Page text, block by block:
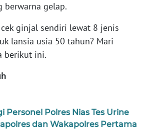
berwarna gelap.
cek ginjal sendiri lewat 8 jenis
lansia usia 50 tahun? Mari
berikut ini.
Personel Polres Nias Tes Urine
dan Wakapolres Pertama